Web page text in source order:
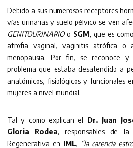
Debido a sus numerosos receptores
vías urinarias y suelo pélvico se ven
GENITOURINARIOo SGM, que es
atrofia vaginal, vaginitis atrófica o
menopausia. Por fin, se reconoce
problema que estaba desatendido a
anatómicos, fisiológicos y funcionales
mujeres a nivel mundial.
Tal y como explican el Dr. Juan
Gloria Rodea, responsables de la
Regenerativa en IML, “la carencia